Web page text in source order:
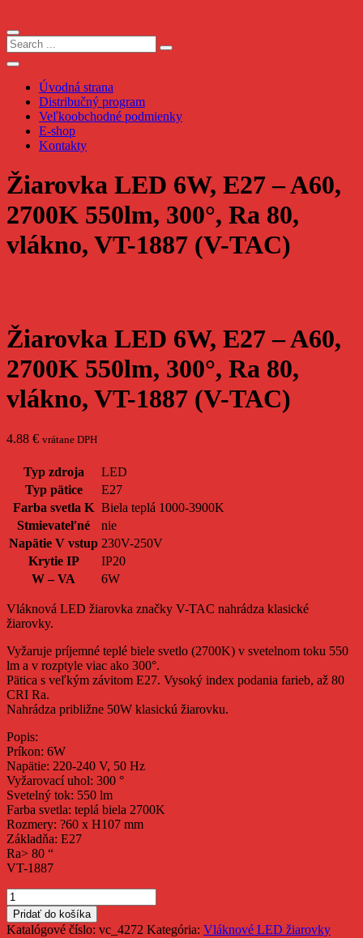
to
content
Úvodná strana
Distribučný program
Veľkoobchodné podmienky
E-shop
Kontakty
Žiarovka LED 6W, E27 – A60,
2700K 550lm, 300°, Ra 80,
vlákno, VT-1887 (V-TAC)
Žiarovka LED 6W, E27 – A60,
2700K 550lm, 300°, Ra 80,
vlákno, VT-1887 (V-TAC)
4.88 € vrátane DPH
Typ zdroja
LED
Typ pätice
E27
Farba svetla K Biela teplá 1000-3900K
Stmievateľné
nie
Napätie V vstup 230V-250V
Krytie IP
IP20
W – VA
6W
Vláknová LED žiarovka značky V-TAC nahrádza klasické
žiarovky.
Vyžaruje príjemné teplé biele svetlo (2700K) v svetelnom toku 550
lm a v rozptyle viac ako 300°.
Pätica s veľkým závitom E27. Vysoký index podania farieb, až 80
CRI Ra.
Nahrádza približne 50W klasickú žiarovku.
Popis:
Príkon: 6W
Napätie: 220-240 V, 50 Hz
Vyžarovací uhol: 300 °
Svetelný tok: 550 lm
Farba svetla: teplá biela 2700K
Rozmery: ?60 x H107 mm
Základňa: E27
Ra> 80 “
VT-1887
množstvo
Žiarovka
LED
Pridať do košíka
Katalógové číslo: vc_4272 Kategória: Vláknové LED žiarovky